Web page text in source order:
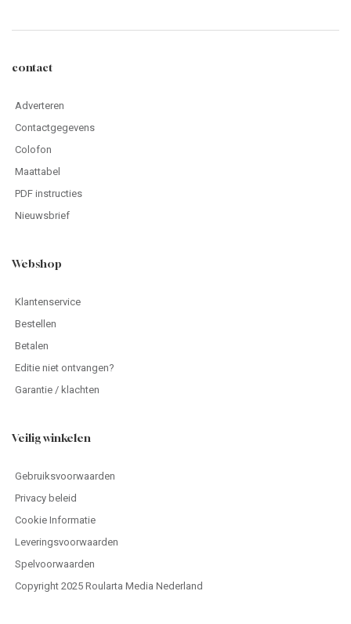
contact
Adverteren
Contactgegevens
Colofon
Maattabel
PDF instructies
Nieuwsbrief
Webshop
Klantenservice
Bestellen
Betalen
Editie niet ontvangen?
Garantie / klachten
Veilig winkelen
Gebruiksvoorwaarden
Privacy beleid
Cookie Informatie
Leveringsvoorwaarden
Spelvoorwaarden
Copyright 2025 Roularta Media Nederland